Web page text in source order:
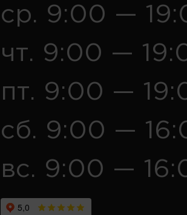
ср. 9:00 —
чт. 9:00 —
пт. 9:00 —
сб. 9:00 —
вс. 9:00 —